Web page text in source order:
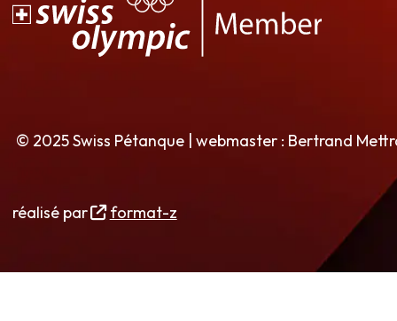
© 2025 Swiss Pétanque | webmaster : Bertrand
réalisé par format-z